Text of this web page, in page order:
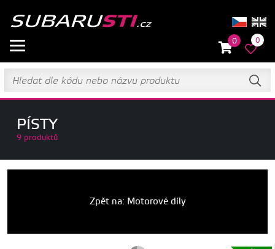
0 0
PÍSTY
9 produktů
Zpět na: Motorové díly